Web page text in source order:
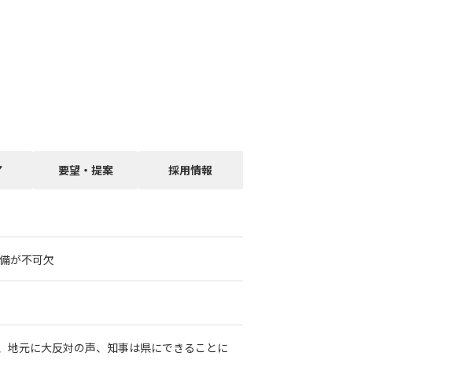
要望・提案 採用情報
が不可欠
地元に大反対の声、知事は県にできることに